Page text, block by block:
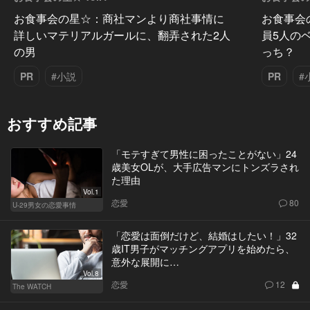
お食事会の星☆：商社マンより商社事情に
詳しいマテリアルガールに、翻弄された2人
の男
PR #小説
お食事
員5人の
っち？
PR #
おすすめ記事
Vol.1
U-29男女の恋愛事情
「モテすぎて男性に困ったことがない」24
歳美女OLが、大手広告マンにトンズラされ
た理由
恋愛 80
Vol.8
The WATCH
「恋愛は面倒だけど、結婚はしたい！」32
歳IT男子がマッチングアプリを始めたら、
意外な展開に…
恋愛 12